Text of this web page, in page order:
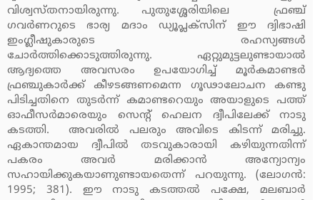
വിശ്വസ്തനായിരുന്നു. പുതുശ്ശേരിയിലെ ഫ്രഞ്ച്
ഗവര്‍ണറുടെ ഭാര്യ മദാം ഡ്യൂപ്ലക്‌സിന് ഈ ദ്വിഭാഷി
ഇംഗ്ലീഷുകാരുടെ രഹസ്യങ്ങള്‍
ചോര്‍ത്തിക്കൊടുത്തിരുന്നു. ഏറ്റുമുട്ടലുണ്ടായാല്‍
ആദ്യത്തെ അവസരം ഉപയോഗിച്ച് മൂര്‍കമാണ്ടര്‍
ഫ്രഞ്ചുകാര്‍ക്ക് കീഴടങ്ങണമെന്ന ഗൂഢാലോചന കണ്ടു
പിടിച്ചതിനെ തുടര്‍ന്ന് കമാണ്ടറെയും അയാളുടെ പത്ത്
ഓഫീസര്‍മാരെയും സെന്റ് ഹെലന ദ്വീപിലേക്ക് നാടു
കടത്തി. അവരില്‍ പലരും അവിടെ കിടന്ന് മരിച്ചു.
ഏകാന്തമായ ദ്വീപില്‍ തടവുകാരായി കഴിയുന്നതിന്ന്
പകരം അവര്‍ മരിക്കാന്‍ അന്യോന്യം
സഹായിക്കുകയാണുണ്ടായതെന്ന് പറയുന്നു. (ലോഗന്‍:
1995; 381). ഈ നാടു കടത്തല്‍ പക്ഷേ, മലബാര്‍